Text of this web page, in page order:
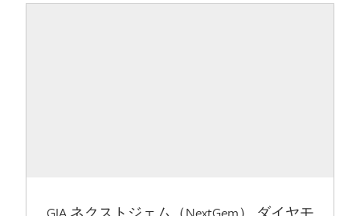
GIA ネクストジェム（NextGem） ダイヤモ